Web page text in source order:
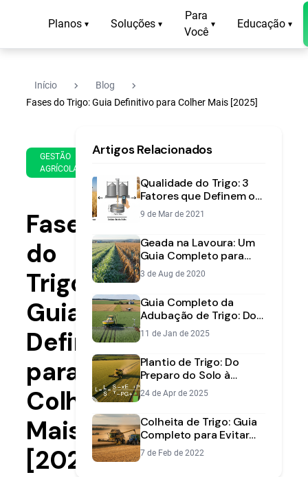
Planos ▾ Soluções ▾
Para
Você
▾ Educação ▾
Início navigate_next Blog navigate_next
Fases do Trigo: Guia Definitivo para Colher Mais [2025]
GESTÃO
AGRÍCOLA
de
2025
min
leitura
Fases
do
Trigo:
Guia
Definitivo
para
Colher
Mais
[2025]
Artigos Relacionados
Qualidade do Trigo: 3
Fatores que Definem o
Preço da sua Safra
9 de Mar de 2021
Geada na Lavoura: Um
Guia Completo para
Prevenir Perdas de
Grãos
3 de Aug de 2020
Guia Completo da
Adubação de Trigo: Do
Plantio à Colheita
11 de Jan de 2025
Plantio de Trigo: Do
Preparo do Solo à
Colheita - Safra
2025/26
24 de Apr de 2025
Colheita de Trigo: Guia
Completo para Evitar
Perdas e Maximizar a
Produtividade
7 de Feb de 2022